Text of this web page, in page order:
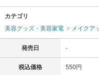
カテゴリ
美容グッズ・美容家電
メイクア
発売日 -
税込価格 550円